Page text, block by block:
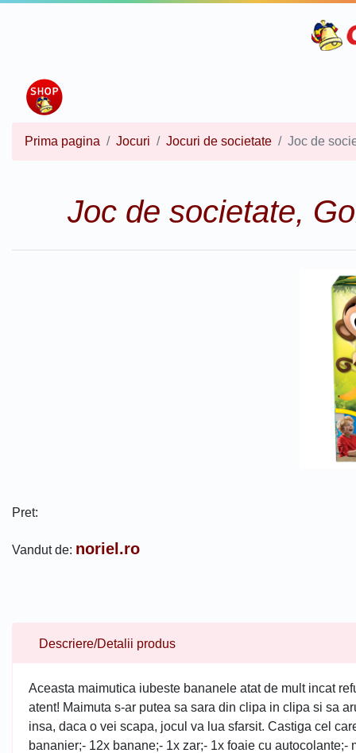
Prima pagina Jocuri Jocuri de societate Joc de
Joc de societate,
Pret:
Vandut de: noriel.ro
Descriere/Detalii produs
Aceasta maimutica iubeste bananele atat de mult incat
atent! Maimuta s-ar putea sa sara din clipa in clipa si sa
insa, daca o vei scapa, jocul va lua sfarsit. Castiga cel
bananier;- 12x banane;- 1x zar;- 1x foaie cu autocolante;-